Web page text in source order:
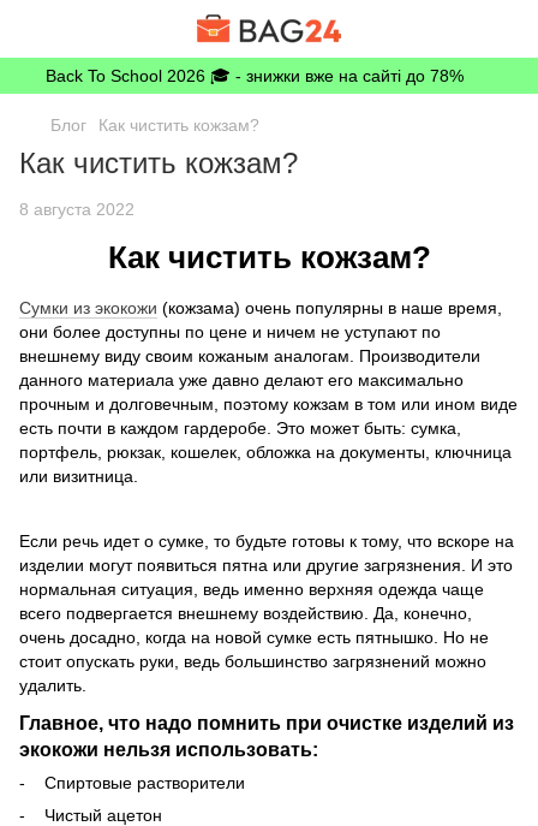
Back To School 2026 🎓 - знижки вже на сайті до 78%
Блог Как чистить кожзам?
Как чистить кожзам?
8 августа 2022
Как чистить кожзам?
Сумки из экокожи (кожзама) очень популярны в наше время,
они более доступны по цене и ничем не уступают по
внешнему виду своим кожаным аналогам. Производители
данного материала уже давно делают его максимально
прочным и долговечным, поэтому кожзам в том или ином виде
есть почти в каждом гардеробе. Это может быть: сумка,
портфель, рюкзак, кошелек, обложка на документы, ключница
или визитница.
Если речь идет о сумке, то будьте готовы к тому, что вскоре на
изделии могут появиться пятна или другие загрязнения. И это
нормальная ситуация, ведь именно верхняя одежда чаще
всего подвергается внешнему воздействию. Да, конечно,
очень досадно, когда на новой сумке есть пятнышко. Но не
стоит опускать руки, ведь большинство загрязнений можно
удалить.
Главное, что надо помнить при очистке изделий из
экокожи нельзя использовать:
- Спиртовые растворители
- Чистый ацетон